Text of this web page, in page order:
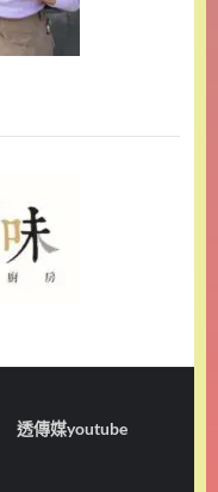
透傳媒youtube